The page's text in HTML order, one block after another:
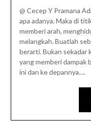
@ Cecep Y Pramana
apa adanya. Maka di
memberi arah,
melangkah. Buatlah
berarti. Bukan sekadar
yang memberi dampak
ini dan ke depannya….